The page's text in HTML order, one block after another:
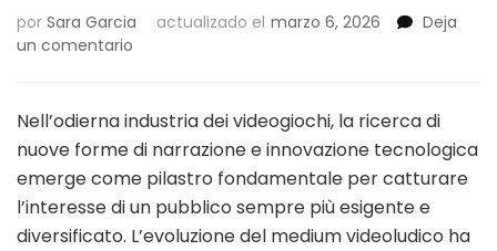
por Sara Garcia actualizado el marzo 6, 2026
Deja
un comentario
Narrazione
nel
Videogioco
Moderno:
Il
Caso
Nell’odierna industria dei videogiochi, la ricerca di
nuove forme di narrazione e innovazione tecnologica
emerge come pilastro fondamentale per catturare
l’interesse di un pubblico sempre più esigente e
diversificato. L’evoluzione del medium videoludico ha